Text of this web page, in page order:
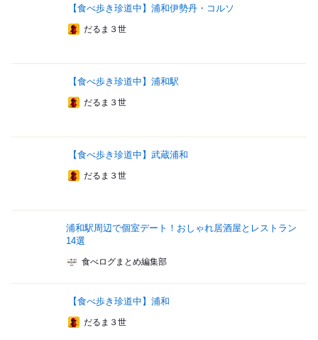
【食べ歩き珍道中】浦和伊勢丹・コルソ
だるま３世
【食べ歩き珍道中】浦和駅
だるま３世
【食べ歩き珍道中】武蔵浦和
だるま３世
浦和駅周辺で個室デート！おしゃれ居酒屋とレストラン
14選
食べログまとめ編集部
【食べ歩き珍道中】浦和
だるま３世